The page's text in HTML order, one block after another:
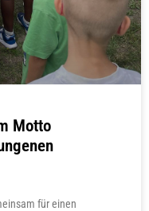
Motto
für einen